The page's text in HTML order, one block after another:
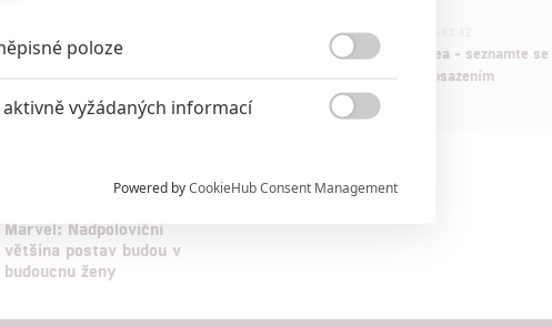
Marvel: Nadpoloviční
většina postav budou v
budoucnu ženy
ČLÁNEK | 30.07.2026 03:42
Velké preview: Odyssea - seznamte se
maximálně nabitým obsazením
poloze
vyžádaných informací
v zařízení

údajích a měření reklamy
průzkum publika a vývoj
Powered byCookieHub Consent Management